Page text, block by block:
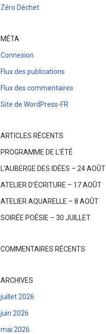
Zéro Déchet
MÉTA
Connexion
Flux des publications
Flux des commentaires
Site de WordPress-FR
ARTICLES RÉCENTS
PROGRAMME DE L’ÉTÉ
L’AUBERGE DES IDÉES – 24 AOÛT
ATELIER D’ÉCRITURE – 17 AOÛT
ATELIER AQUARELLE – 8 AOÛT
SOIRÉE POÉSIE – 30 JUILLET
COMMENTAIRES RÉCENTS
ARCHIVES
juillet 2026
juin 2026
mai 2026